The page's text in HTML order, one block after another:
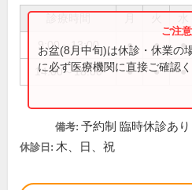
9:00～13:00 ● ● ●
14:00～18:00 ● ● ●
お盆(8月中旬)は休診・休業の
に必ず医療機関に直接ご確認く
備考: 予約制 臨時休診あり
休診日: 木、日、祝